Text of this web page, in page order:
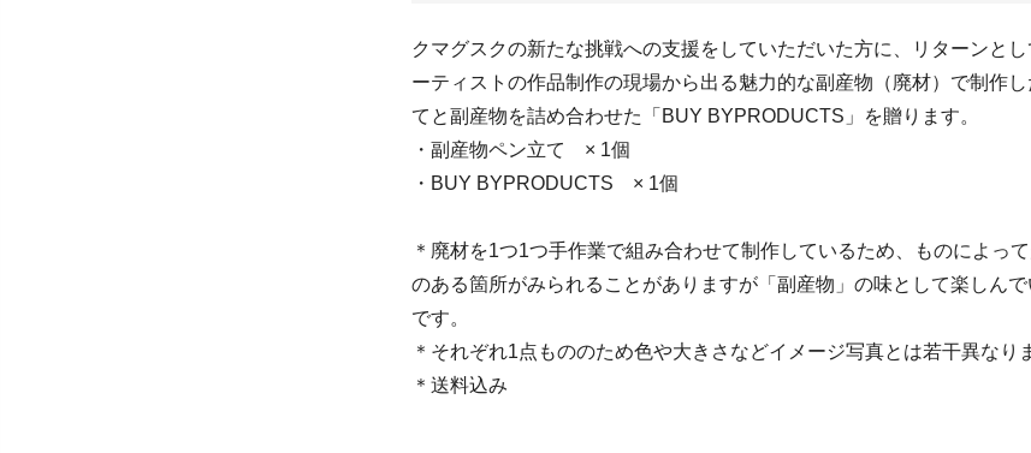
クマグスクの新たな挑戦への支援をしていただいた方に、リターンと
ーティストの作品制作の現場から出る魅力的な副産物（廃材）で制作
てと副産物を詰め合わせた「BUY BYPRODUCTS」を贈ります。
・副産物ペン立て × 1個
・BUY BYPRODUCTS × 1個
＊廃材を1つ1つ手作業で組み合わせて制作しているため、ものによっ
のある箇所がみられることがありますが「副産物」の味として楽しん
です。
＊それぞれ1点もののため色や大きさなどイメージ写真とは若干異なり
＊送料込み